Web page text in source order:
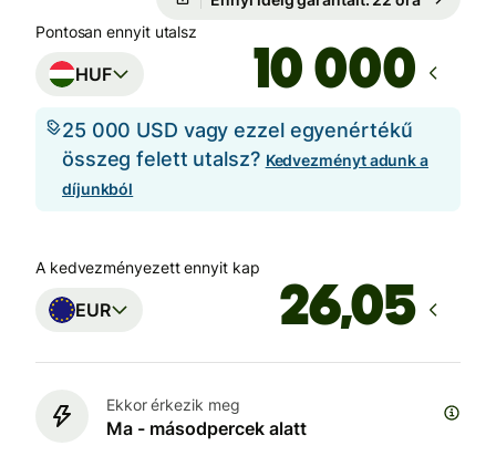
Ennyi ideig garantált: 22 óra
Pontosan ennyit utalsz
HUF
25 000 USD vagy ezzel egyenértékű
összeg felett utalsz? Kedvezményt adunk a
díjunkból
A kedvezményezett ennyit kap
EUR
Ekkor érkezik meg
Ma - másodpercek alatt